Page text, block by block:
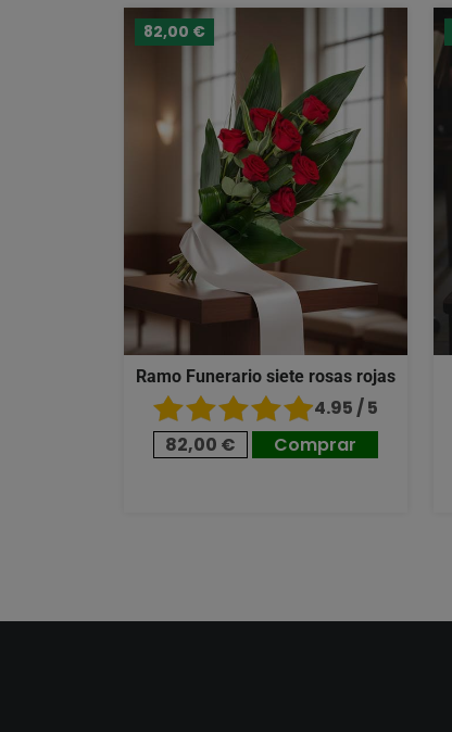
82,00 €
Ramo Funerario siete rosas rojas
4.95 / 5
82,00 €
Comprar